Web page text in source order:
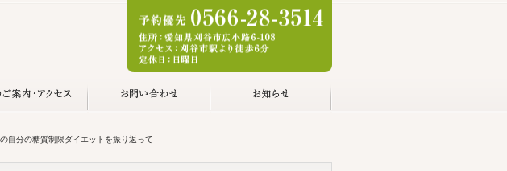
自分の糖質制限ダイエットを振り返って